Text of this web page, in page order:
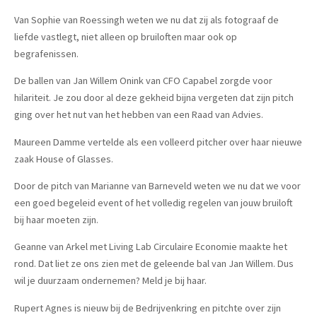
Van Sophie van Roessingh weten we nu dat zij als fotograaf de
liefde vastlegt, niet alleen op bruiloften maar ook op
begrafenissen.
De ballen van Jan Willem Onink van CFO Capabel zorgde voor
hilariteit. Je zou door al deze gekheid bijna vergeten dat zijn pitch
ging over het nut van het hebben van een Raad van Advies.
Maureen Damme vertelde als een volleerd pitcher over haar nieuwe
zaak House of Glasses.
Door de pitch van Marianne van Barneveld weten we nu dat we voor
een goed begeleid event of het volledig regelen van jouw bruiloft
bij haar moeten zijn.
Geanne van Arkel met Living Lab Circulaire Economie maakte het
rond. Dat liet ze ons zien met de geleende bal van Jan Willem. Dus
wil je duurzaam ondernemen? Meld je bij haar.
Rupert Agnes is nieuw bij de Bedrijvenkring en pitchte over zijn